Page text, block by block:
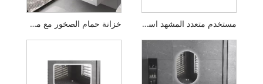
خزانة حمام الصخور مع مرآة LED مستخدم متعدد المشهد استخدام خزانة حوض الغسيل للفندق